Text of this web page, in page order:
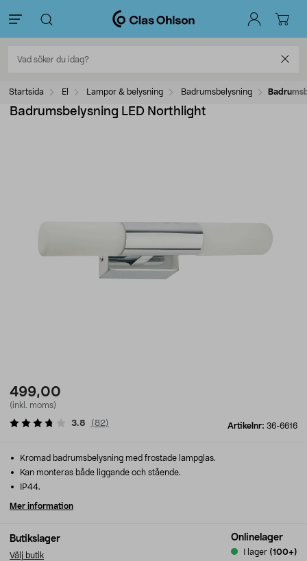
Startsida El Lampor & belysning Badrumsbelysning
Badrumsbelysning LED Northlight
499,00
(inkl. moms)
Artikelnr: 36-6616
3.8 (82)
Butikslager
Välj butik
Onlinelager
I lager (100+)
Kromad badrumsbelysning med frostade lampglas.
Kan monteras både liggande och stående.
IP44.
Mer information